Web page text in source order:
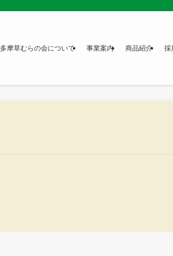
多摩草むらの会について 事業案内 商品紹介 採